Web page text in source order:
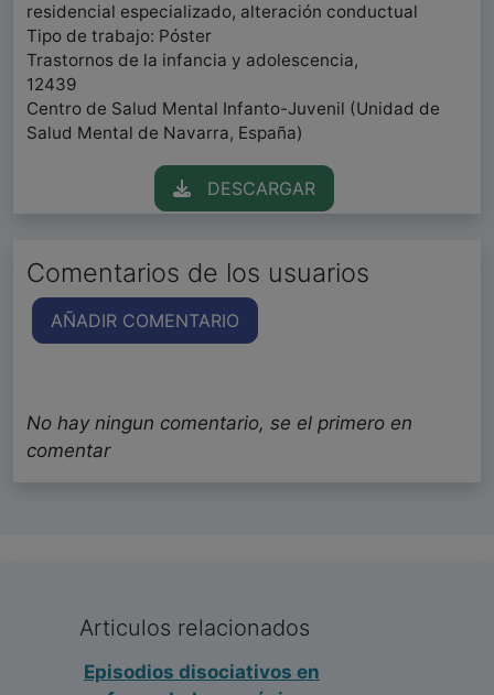
residencial especializado, alteración conductual
Tipo de trabajo: Póster
Trastornos de la infancia y adolescencia,
12439
Centro de Salud Mental Infanto-Juvenil (Unidad de
Salud Mental de Navarra, España)
DESCARGAR
Comentarios de los usuarios
AÑADIR COMENTARIO
No hay ningun comentario, se el primero en
comentar
Articulos relacionados
Episodios disociativos en